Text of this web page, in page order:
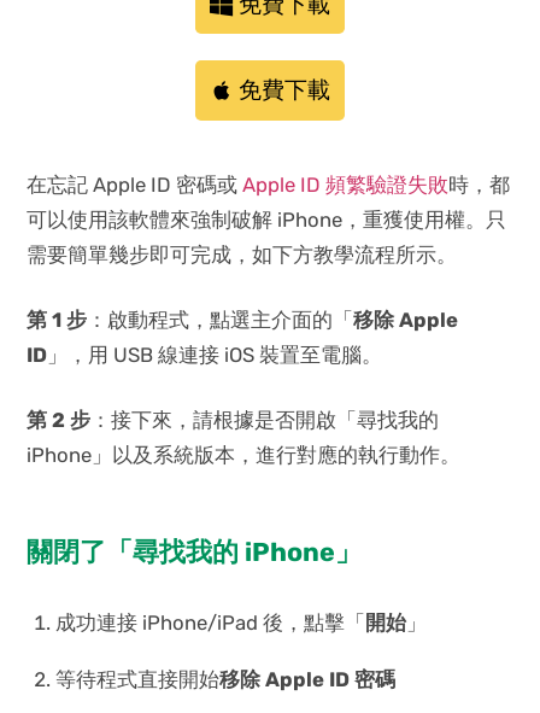
免費下載
在忘記 Apple ID 密碼或Apple ID 頻繁驗證失敗時，都
可以使用該軟體來強制破解 iPhone，重獲使用權。只
需要簡單幾步即可完成，如下方教學流程所示。
第 1 步 ：啟動程式，點選主介面的「移除 Apple
ID 」，用 USB 線連接 iOS 裝置至電腦。
第 2 步 ：接下來，請根據是否開啟「尋找我的
iPhone」以及系統版本，進行對應的執行動作。
關閉了「尋找我的 iPhone」
成功連接 iPhone/iPad 後，點擊「 開始 」
等待程式直接開始移除 Apple ID 密碼